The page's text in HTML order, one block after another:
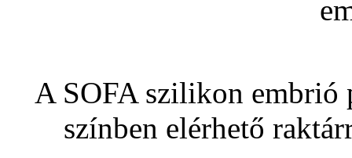
A SOFA szilikon embrió
színben elérhető